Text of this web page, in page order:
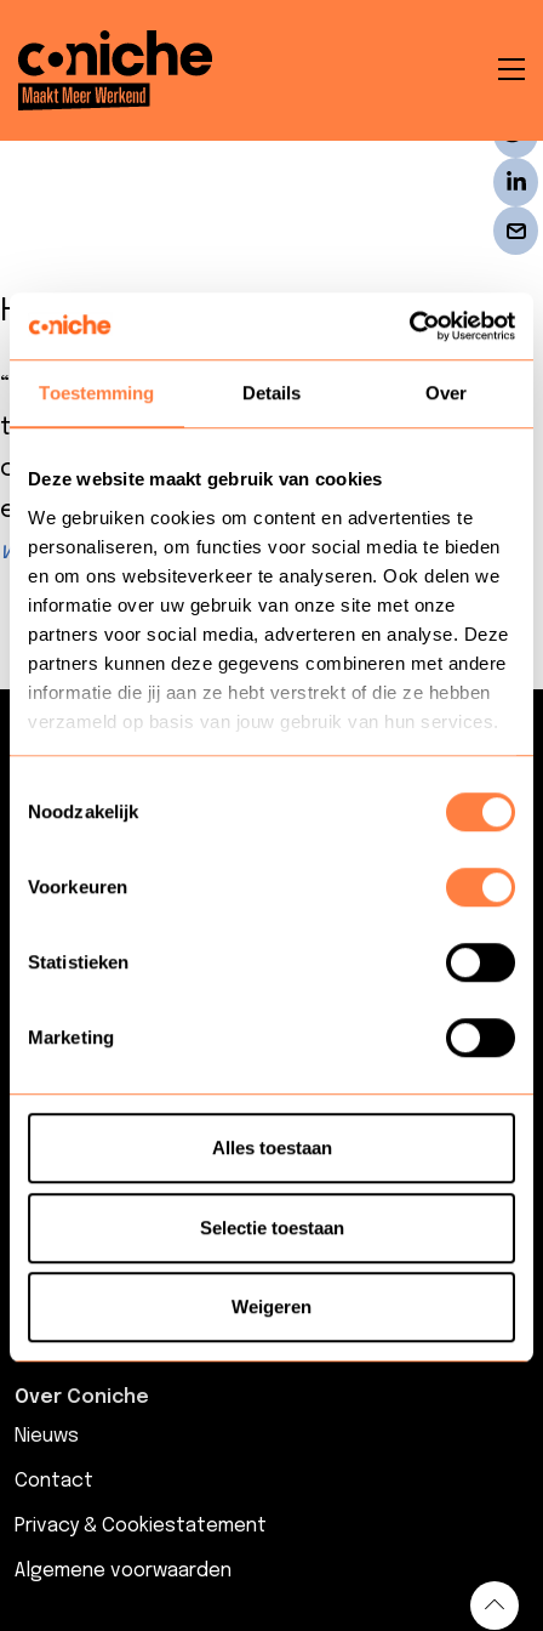
Toestemming Details Over
Deze website maakt gebruik van cookies
We gebruiken cookies om content en advertenties te
personaliseren, om functies voor social media te bieden
en om ons websiteverkeer te analyseren. Ook delen we
informatie over uw gebruik van onze site met onze
partners voor social media, adverteren en analyse. Deze
partners kunnen deze gegevens combineren met andere
informatie die jij aan ze hebt verstrekt of die ze hebben
verzameld op basis van jouw gebruik van hun services.
Noodzakelijk
Voorkeuren
Statistieken
Marketing
Alles toestaan
Selectie toestaan
Weigeren
Contact
Hogeschool Windesheim
“Geweldig, het is Coniche weer gelukt! Mijn
team was aangenaam verrast met een
confronterende, intensieve maar zeker ook
effectieve 2 daagse training,Omgaan met
weerstand!”
088-8252525
3818 KG Amersfoort
Opleidingen
Online Learning Content
Diensten
Implementatie van verbeteringen
Interim professionals klantcontact
Over Coniche
Nieuws
Contact
Privacy & Cookiestatement
Algemene voorwaarden